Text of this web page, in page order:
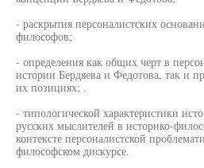
- раскрытия персоналистских
философов;
- определения как общих черт в
истории Бердяева и Федотова, так и
их позициях; .
- типологической характеристики
русских мыслителей в историко-
контексте персоналистской
философском дискурсе.